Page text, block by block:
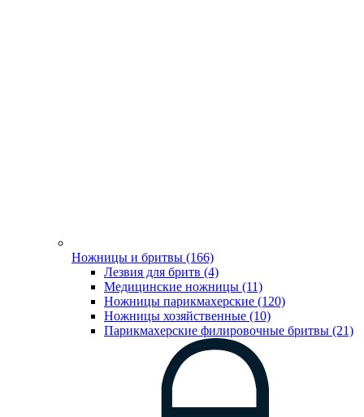
Ножницы и бритвы (166)
Лезвия для бритв (4)
Медицинские ножницы (11)
Ножницы парикмахерские (120)
Ножницы хозяйственные (10)
Парикмахерские филировочные бритвы (21)